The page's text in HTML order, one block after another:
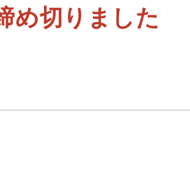
め切りました